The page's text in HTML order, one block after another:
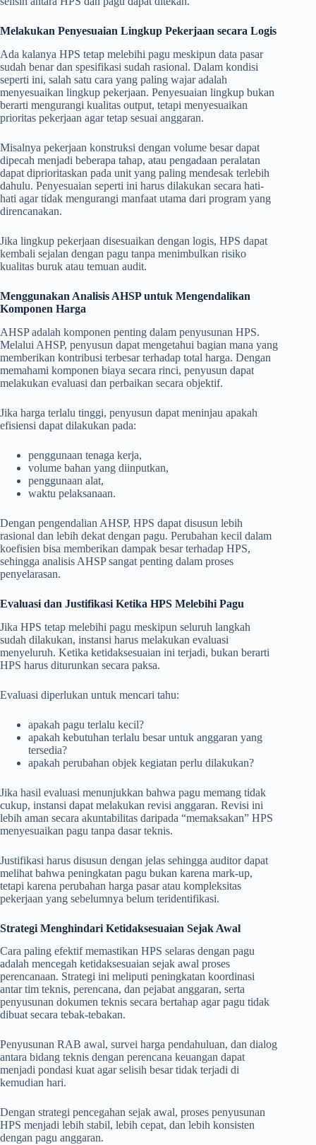
Melakukan Penyesuaian Lingkup Pekerjaan secara Logis
Ada kalanya HPS tetap melebihi pagu meskipun data pasar
sudah benar dan spesifikasi sudah rasional. Dalam kondisi
seperti ini, salah satu cara yang paling wajar adalah
menyesuaikan lingkup pekerjaan. Penyesuaian lingkup bukan
berarti mengurangi kualitas output, tetapi menyesuaikan
prioritas pekerjaan agar tetap sesuai anggaran.
Misalnya pekerjaan konstruksi dengan volume besar dapat
dipecah menjadi beberapa tahap, atau pengadaan peralatan
dapat diprioritaskan pada unit yang paling mendesak terlebih
dahulu. Penyesuaian seperti ini harus dilakukan secara hati-
hati agar tidak mengurangi manfaat utama dari program yang
direncanakan.
Jika lingkup pekerjaan disesuaikan dengan logis, HPS dapat
kembali sejalan dengan pagu tanpa menimbulkan risiko
kualitas buruk atau temuan audit.
Menggunakan Analisis AHSP untuk Mengendalikan
Komponen Harga
AHSP adalah komponen penting dalam penyusunan HPS.
Melalui AHSP, penyusun dapat mengetahui bagian mana yang
memberikan kontribusi terbesar terhadap total harga. Dengan
memahami komponen biaya secara rinci, penyusun dapat
melakukan evaluasi dan perbaikan secara objektif.
Jika harga terlalu tinggi, penyusun dapat meninjau apakah
efisiensi dapat dilakukan pada:
penggunaan tenaga kerja,
volume bahan yang diinputkan,
penggunaan alat,
waktu pelaksanaan.
Dengan pengendalian AHSP, HPS dapat disusun lebih
rasional dan lebih dekat dengan pagu. Perubahan kecil dalam
koefisien bisa memberikan dampak besar terhadap HPS,
sehingga analisis AHSP sangat penting dalam proses
penyelarasan.
Evaluasi dan Justifikasi Ketika HPS Melebihi Pagu
Jika HPS tetap melebihi pagu meskipun seluruh langkah
sudah dilakukan, instansi harus melakukan evaluasi
menyeluruh. Ketika ketidaksesuaian ini terjadi, bukan berarti
HPS harus diturunkan secara paksa.
Evaluasi diperlukan untuk mencari tahu:
apakah pagu terlalu kecil?
apakah kebutuhan terlalu besar untuk anggaran yang
tersedia?
apakah perubahan objek kegiatan perlu dilakukan?
Jika hasil evaluasi menunjukkan bahwa pagu memang tidak
cukup, instansi dapat melakukan revisi anggaran. Revisi ini
lebih aman secara akuntabilitas daripada “memaksakan” HPS
menyesuaikan pagu tanpa dasar teknis.
Justifikasi harus disusun dengan jelas sehingga auditor dapat
melihat bahwa peningkatan pagu bukan karena mark-up,
tetapi karena perubahan harga pasar atau kompleksitas
pekerjaan yang sebelumnya belum teridentifikasi.
Strategi Menghindari Ketidaksesuaian Sejak Awal
Cara paling efektif memastikan HPS selaras dengan pagu
adalah mencegah ketidaksesuaian sejak awal proses
perencanaan. Strategi ini meliputi peningkatan koordinasi
antar tim teknis, perencana, dan pejabat anggaran, serta
penyusunan dokumen teknis secara bertahap agar pagu tidak
dibuat secara tebak-tebakan.
Penyusunan RAB awal, survei harga pendahuluan, dan dialog
antara bidang teknis dengan perencana keuangan dapat
menjadi pondasi kuat agar selisih besar tidak terjadi di
kemudian hari.
Dengan strategi pencegahan sejak awal, proses penyusunan
HPS menjadi lebih stabil, lebih cepat, dan lebih konsisten
dengan pagu anggaran.